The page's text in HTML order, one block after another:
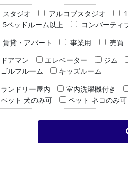
スタジオ アルコブスタジオ
5ベッドルーム以上
コンバーティ
賃貸・アパート 事業用 売買
ドアマン エレベーター
ジム
ゴルフルーム
キッズルーム
ランドリー屋内
室内洗濯機付き
ペット 犬のみ可
ペット ネコのみ可